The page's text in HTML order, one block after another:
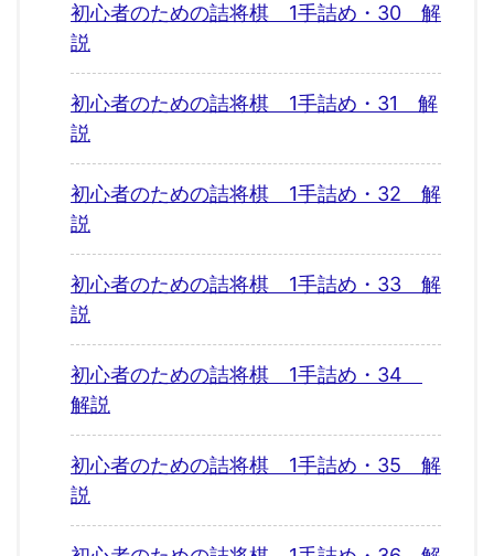
初心者のための詰将棋 1手詰め・30 解
説
初心者のための詰将棋 1手詰め・31 解
説
初心者のための詰将棋 1手詰め・32 解
説
初心者のための詰将棋 1手詰め・33 解
説
初心者のための詰将棋 1手詰め・34
解説
初心者のための詰将棋 1手詰め・35 解
説